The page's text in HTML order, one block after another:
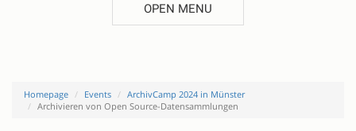
OPEN MENU
Homepage Events
ArchivCamp 2024 in Münster
Archivieren von Open Source-Datensammlungen